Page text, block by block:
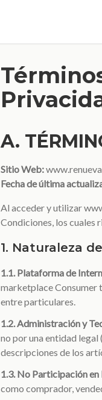
A.
Sitio Web:
Fecha de última
Al acceder y utilizar
Condiciones, los cuales
1. Naturaleza
1.1. Plataforma de
marketplace Consumer
entre particulares.
1.2. Administración y
no por una entidad
descripciones de los
1.3. No Participación en
como comprador,